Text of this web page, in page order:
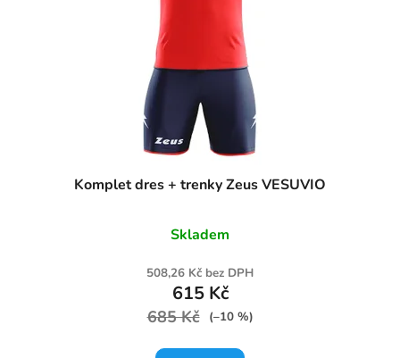
Komplet dres + trenky Zeus VESUVIO
Skladem
508,26 Kč bez DPH
615 Kč
685 Kč (–10 %)